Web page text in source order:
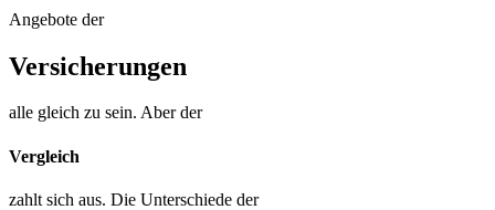
Angebote der
Versicherungen
alle gleich zu sein. Aber der
Vergleich
zahlt sich aus. Die Unterschiede der